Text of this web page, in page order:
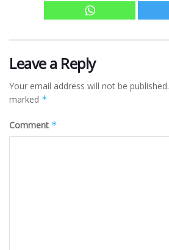
Leave a Reply
Your email address will not be published.
marked *
Comment *